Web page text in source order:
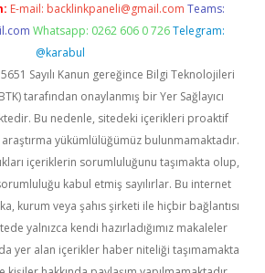
E-mail: backlinkpaneli@gmail.com Teams:
Whatsapp: 0262 606 0 726 Telegram:
@karabul
Sayılı Kanun gereğince Bilgi Teknolojileri
tarafından onaylanmış bir Yer Sağlayıcı
Bu nedenle, sitedeki içerikleri proaktif
yükümlülüğümüz bulunmamaktadır.
içeriklerin sorumluluğunu taşımakta olup,
kabul etmiş sayılırlar. Bu internet
kurum veya şahıs şirketi ile hiçbir bağlantısı
yalnızca kendi hazırladığımız makaleler
yer alan içerikler haber niteliği taşımamakta